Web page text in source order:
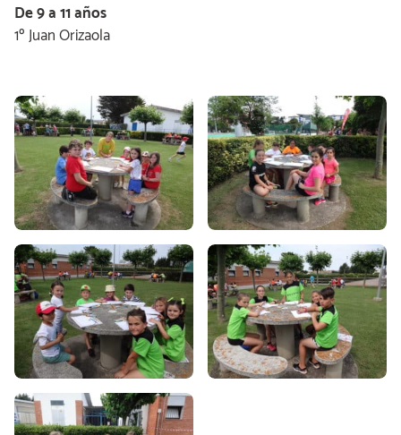
De 9 a 11 años
1º Juan Orizaola